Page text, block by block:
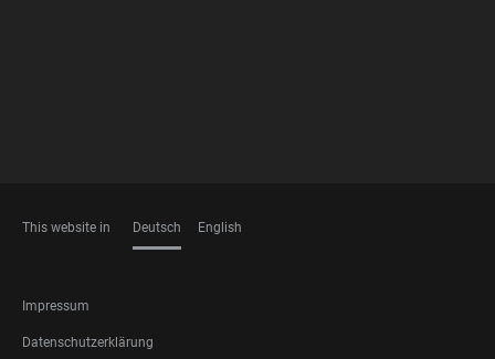
This website in Deutsch English
FOOTER
LEGAL
Impressum
Datenschutzerklärung